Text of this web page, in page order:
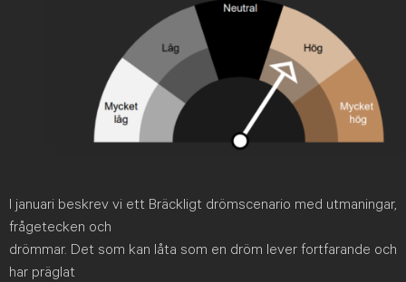
I januari beskrev vi ett Bräckligt drömscenario med utmaningar,
frågetecken och
drömmar. Det som kan låta som en dröm lever fortfarande och
har präglat